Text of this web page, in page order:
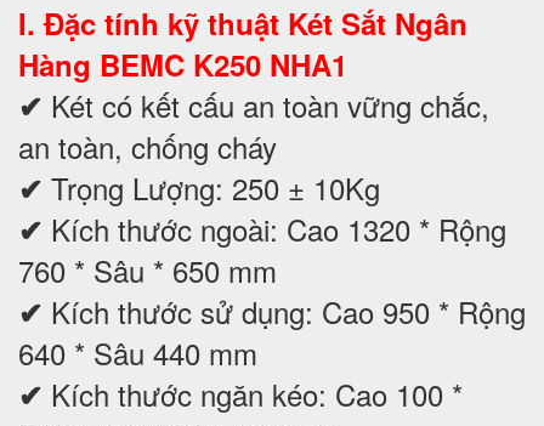
I. Đặc tính kỹ thuật Két Sắt Ngân
Hàng BEMC K250 NHA1
✔ Két có kết cấu an toàn vững chắc,
an toàn, chống cháy
✔ Trọng Lượng: 250 ± 10Kg
✔ Kích thước ngoài: Cao 1320 * Rộng
760 * Sâu * 650 mm
✔ Kích thước sử dụng: Cao 950 * Rộng
640 * Sâu 440 mm
✔ Kích thước ngăn kéo: Cao 100 *